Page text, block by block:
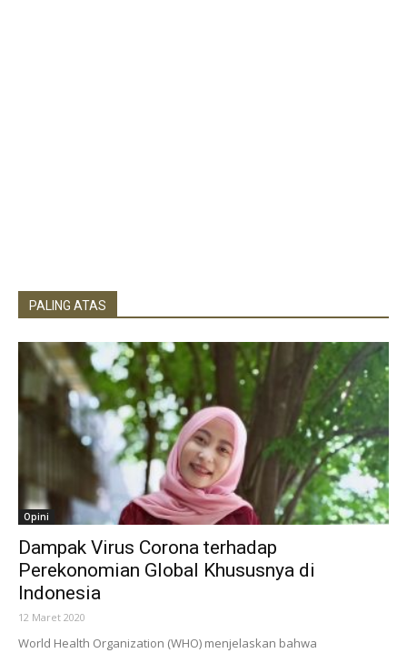
PALING ATAS
Opini
Dampak Virus Corona terhadap
Perekonomian Global Khususnya di
Indonesia
12 Maret 2020
World Health Organization (WHO) menjelaskan bahwa